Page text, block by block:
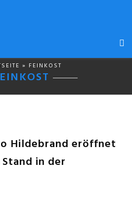
» FEINKOST
Hildebrand eröffnet
in der